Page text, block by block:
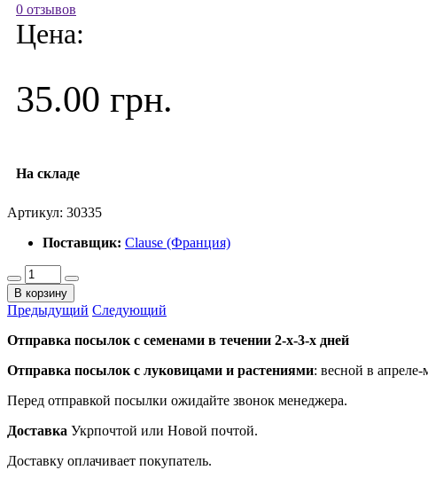
0 отзывов
Цена:
35.00 грн.
На складе
Артикул: 30335
Поставщик: Clause (Франция)
В корзину
Предыдущий Следующий
Отправка посылок с семенами в течении 2-х-3-х дней
Отправка посылок с луковицами и растениями: весной в апреле-
Перед отправкой посылки ожидайте звонок менеджера.
Доставка Укрпочтой или Новой почтой.
Доставку оплачивает покупатель.